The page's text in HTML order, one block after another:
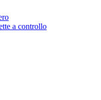
a controllo